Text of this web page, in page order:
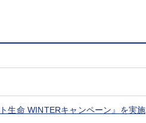
生命 WINTERキャンペーン』を実施